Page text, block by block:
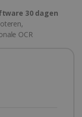
30 dagen
OCR